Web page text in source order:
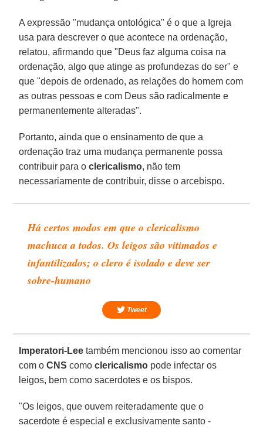
A expressão "mudança ontológica" é o que a Igreja
usa para descrever o que acontece na ordenação,
relatou, afirmando que "Deus faz alguma coisa na
ordenação, algo que atinge as profundezas do ser" e
que "depois de ordenado, as relações do homem com
as outras pessoas e com Deus são radicalmente e
permanentemente alteradas".
Portanto, ainda que o ensinamento de que a
ordenação traz uma mudança permanente possa
contribuir para oclericalismo, não tem
necessariamente de contribuir, disse o arcebispo.
Há certos modos em que oclericalismo
machuca a todos. Os leigos são vitimados e
infantilizados; o clero é isolado e deve ser
sobre-humano
Tweet
Imperatori-Lee também mencionou isso ao comentar
com oCNS comoclericalismo pode infectar os
leigos, bem como sacerdotes e os bispos.
"Os leigos, que ouvem reiteradamente que o
sacerdote é especial e exclusivamente santo -